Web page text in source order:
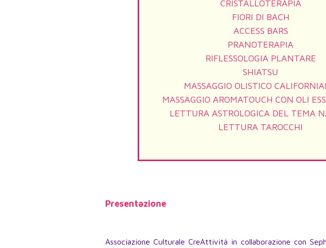
CRISTALLOTERAPIA
FIORI DI BACH
ACCESS BARS
PRANOTERAPIA
RIFLESSOLOGIA PLANTARE
SHIATSU
MASSAGGIO OLISTICO
MASSAGGIO AROMATOUCH CON OLI
LETTURA ASTROLOGICA DEL TEMA
LETTURA TAROCCHI
Presentazione
Associazione Culturale CreAttività in collaborazione con